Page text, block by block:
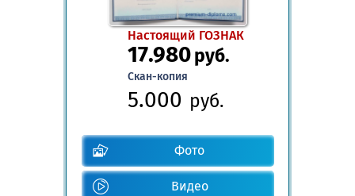
Настоящий ГОЗНАК
17.980руб.
Скан-копия
5.000 руб.
Фото
Видео